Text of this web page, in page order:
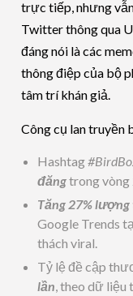
trực tiếp, nhưng
Twitter thông qua
đáng nói là các
thông điệp của bộ
tâm trí khán giả.
Công cụ lan truyền
Hashtag
đăngtrong vòng
Tăng 27%
Google Trends
thách viral.
Tỷ lệ đề cập
lần, theo dữ liệu